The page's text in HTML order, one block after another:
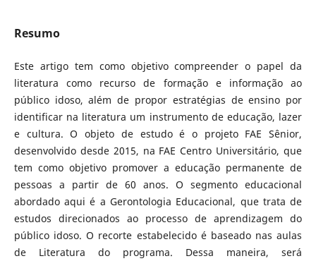
Resumo
Este artigo tem como objetivo compreender o papel da
literatura como recurso de formação e informação ao
público idoso, além de propor estratégias de ensino por
identificar na literatura um instrumento de educação, lazer
e cultura. O objeto de estudo é o projeto FAE Sênior,
desenvolvido desde 2015, na FAE Centro Universitário, que
tem como objetivo promover a educação permanente de
pessoas a partir de 60 anos. O segmento educacional
abordado aqui é a Gerontologia Educacional, que trata de
estudos direcionados ao processo de aprendizagem do
público idoso. O recorte estabelecido é baseado nas aulas
de Literatura do programa. Dessa maneira, será